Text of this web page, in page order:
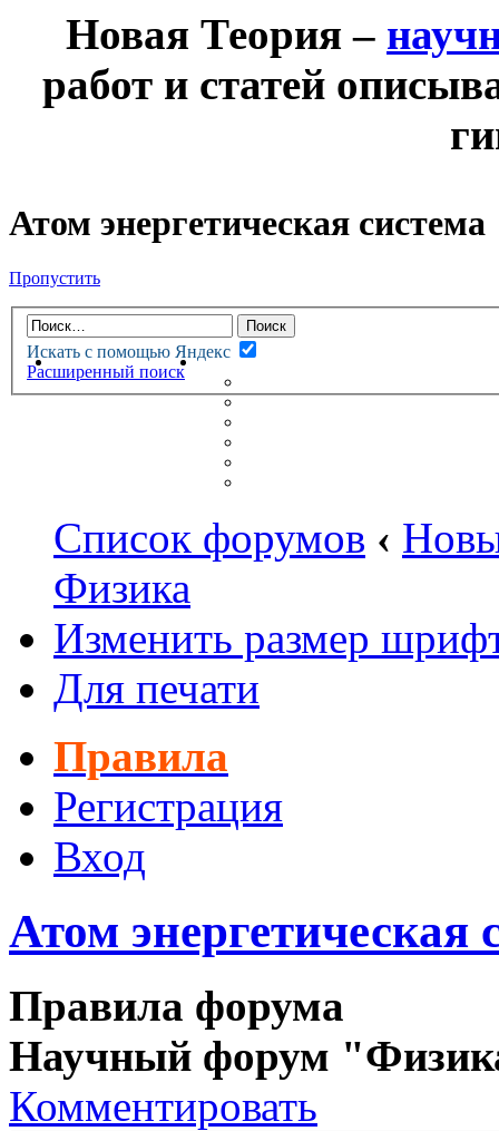
Новая Теория –
работ и статей
Атом энергетическая система
Пропустить
Искать с помощью Яндекс
Расширенный поиск
НОВАЯ ТЕОРИЯФОРУМ
НЕПРОЧИТАННЫЕ
Список форумов ‹
Физика
Изменить размер
Для печати
Правила
Регистрация
Вход
Атом энергетическая
Правила форума
Научный форум
Комментировать